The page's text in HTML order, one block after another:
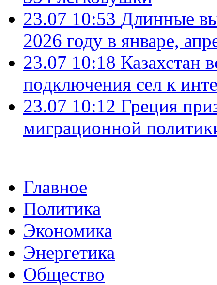
23.07 10:53 Длинные
2026 году в январе,
23.07 10:18 Казахстан
подключения сел к
23.07 10:12 Греция
миграционной
Главное
Политика
Экономика
Энергетика
Общество